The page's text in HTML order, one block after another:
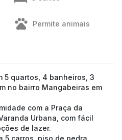
Permite animais
5 quartos, 4 banheiros, 3
no bairro Mangabeiras em
com a Praça da
Urbana, com fácil
de lazer.
5 carros, piso de pedra